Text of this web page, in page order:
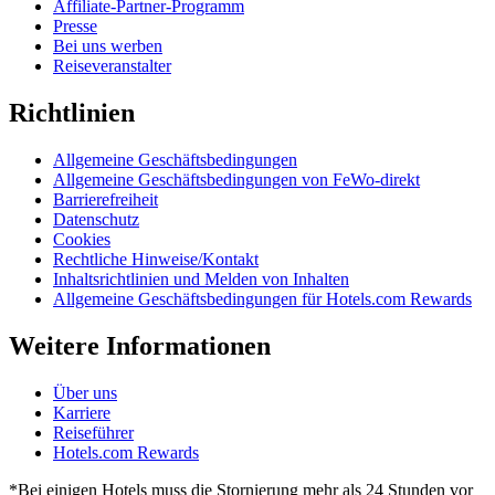
Affiliate-Partner-Programm
Presse
Bei uns werben
Reiseveranstalter
Richtlinien
Allgemeine Geschäftsbedingungen
Allgemeine Geschäftsbedingungen von FeWo-direkt
Barrierefreiheit
Datenschutz
Cookies
Rechtliche Hinweise/Kontakt
Inhaltsrichtlinien und Melden von Inhalten
Allgemeine Geschäftsbedingungen für Hotels.com Rewards
Weitere Informationen
Über uns
Karriere
Reiseführer
Hotels.com Rewards
*Bei einigen Hotels muss die Stornierung mehr als 24 Stunden vor